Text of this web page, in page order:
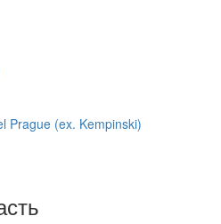
Prague (ex. Kempinski)